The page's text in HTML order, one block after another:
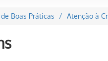
Boas Práticas Atenção à